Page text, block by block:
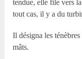
tendue, elle file vers
tout cas, il y a du
Il désigna les
mâts.